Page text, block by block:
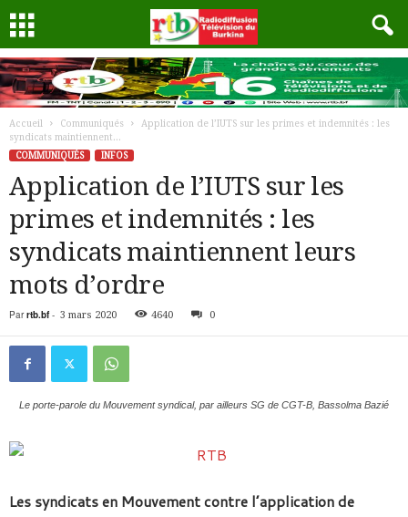
Accueil Communiqués
Application de l’IUTS sur les primes et indemnités : les
syndicats maintiennent...
COMMUNIQUÉS
INFOS
Application de l’IUTS sur les
primes et indemnités : les
syndicats maintiennent leurs
mots d’ordre
Par rtb.bf- 3 mars 2020 4640 0
Le porte-parole du Mouvement syndical, par ailleurs SG de CGT-B, Bassolma Bazié
Les syndicats en Mouvement contre l’application de